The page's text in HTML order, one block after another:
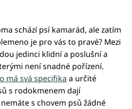
schází psí kamarád, ale zatím
je pro vás to pravé? Mezi
jedinci klidní a poslušní a
není snadné pořízení.
má svá specifika a určité
s rodokmenem dají
s chovem psů žádné